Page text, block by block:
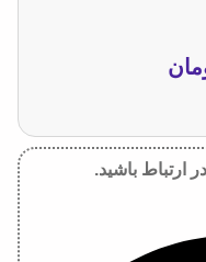
ارتباط باشید.